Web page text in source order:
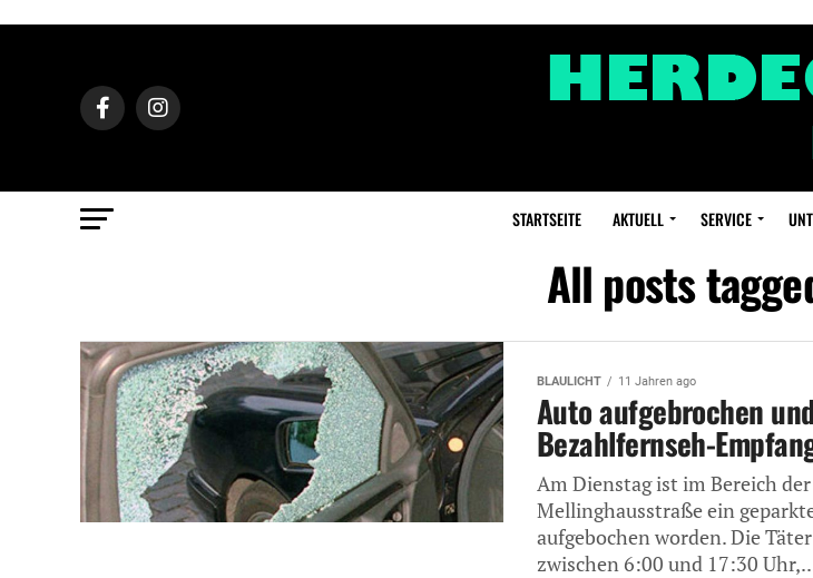
STARTSEITE AKTUELL SERVICE
All posts
BLAULICHT 11 Jahren ago
Auto aufgebrochen
Bezahlfernseh-
Am Dienstag ist im Bereich
Mellinghausstraße ein
aufgebochen worden. Die
zwischen 6:00 und 17:30